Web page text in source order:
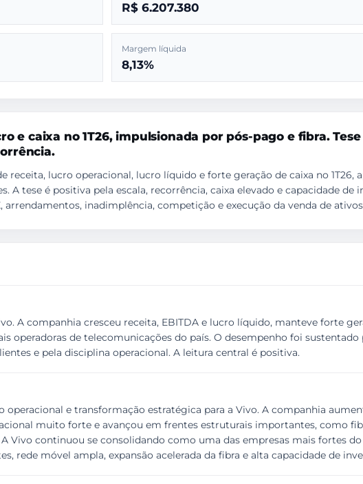
R$ 6.207.380
Margem líquida
8,13%
e caixa no 1T26, impulsionada por pós-pago e fibra.
receita, lucro operacional, lucro líquido e forte geração de caixa no 1T26,
A tese é positiva pela escala, recorrência, caixa elevado e capacidade
arrendamentos, inadimplência, competição e execução da venda de
A companhia cresceu receita, EBITDA e lucro líquido, manteve forte
operadoras de telecomunicações do país. O desempenho foi sustentado
e pela disciplina operacional. A leitura central é positiva.
operacional e transformação estratégica para a Vivo. A companhia
muito forte e avançou em frentes estruturais importantes, como
Vivo continuou se consolidando como uma das empresas mais fortes
rede móvel ampla, expansão acelerada da fibra e alta capacidade de